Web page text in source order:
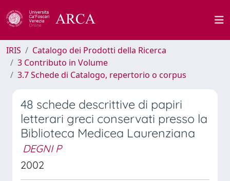
IRIS
Catalogo dei Prodotti della Ricerca
3 Contributo in Volume
3.7 Schede di Catalogo, repertorio o corpus
48 schede descrittive di papiri
letterari greci conservati presso la
Biblioteca Medicea Laurenziana
DEGNI P
2002